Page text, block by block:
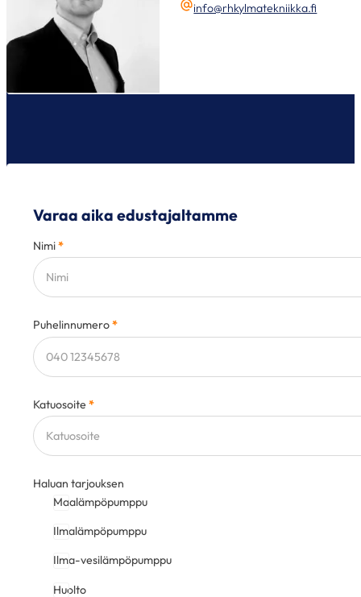
info@rhkylmatekniikka.fi
Varaa aika edustajaltamme
Nimi*
Puhelinnumero*
Katuosoite*
Haluan tarjouksen
Maalämpöpumppu
Ilmalämpöpumppu
Ilma-vesilämpöpumppu
Huolto